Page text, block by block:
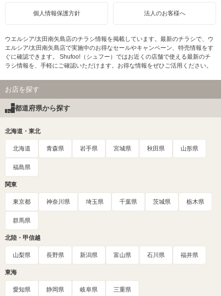
個人情報保護方針 法人のお客様へ
ウエルシア/太田南矢島店のチラシ情報を掲載しています。最新のチラシで、ウ
エルシア/太田南矢島店で実施中のお得なセールやキャンペーン、特売情報をす
ぐに確認できます。 Shufoo!（シュフー）ではお近くの店舗で使える最新のチ
ラシ情報を、手軽にご確認いただけます。お得な情報をぜひご活用ください。
お店を探す
都道府県から探す
北海道・東北
北海道 青森県 岩手県 宮城県 秋田県 山形県
福島県
関東
東京都 神奈川県 埼玉県 千葉県 茨城県 栃木県
群馬県
北陸・甲信越
山梨県 長野県 新潟県 富山県 石川県 福井県
東海
愛知県 静岡県 岐阜県 三重県